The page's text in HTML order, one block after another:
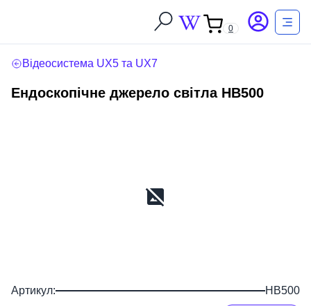
0
Відеосистема UX5 та UX7
Ендоскопічне джерело світла HB500
Артикул:
HB500